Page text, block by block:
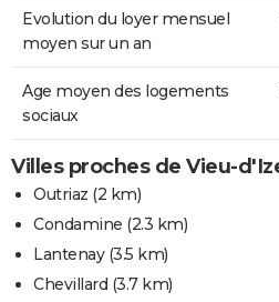
Evolution du loyer mensuel
moyen sur un an
Age moyen des logements
sociaux
Villes proches de Vieu-
Outriaz (2 km)
Condamine (2.3 km)
Lantenay(3.5 km)
Chevillard (3.7 km)